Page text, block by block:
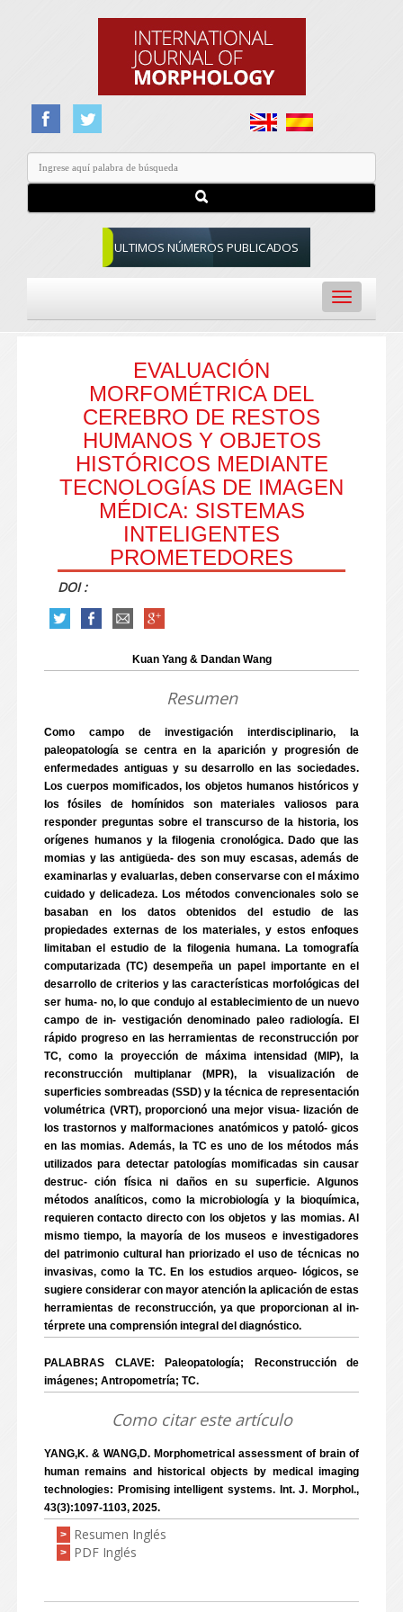
ULTIMOS NÚMEROS PUBLICADOS
Toggle
navigation
EVALUACIÓN
MORFOMÉTRICA DEL
CEREBRO DE RESTOS
HUMANOS Y OBJETOS
HISTÓRICOS MEDIANTE
TECNOLOGÍAS DE IMAGEN
MÉDICA: SISTEMAS
INTELIGENTES
PROMETEDORES
DOI :
Kuan Yang & Dandan Wang
Resumen
Como campo de investigación interdisciplinario, la
paleopatología se centra en la aparición y progresión de
enfermedades antiguas y su desarrollo en las sociedades.
Los cuerpos momificados, los objetos humanos históricos y
los fósiles de homínidos son materiales valiosos para
responder preguntas sobre el transcurso de la historia, los
orígenes humanos y la filogenia cronológica. Dado que las
momias y las antigüeda- des son muy escasas, además de
examinarlas y evaluarlas, deben conservarse con el máximo
cuidado y delicadeza. Los métodos convencionales solo se
basaban en los datos obtenidos del estudio de las
propiedades externas de los materiales, y estos enfoques
limitaban el estudio de la filogenia humana. La tomografía
computarizada (TC) desempeña un papel importante en el
desarrollo de criterios y las características morfológicas del
ser huma- no, lo que condujo al establecimiento de un nuevo
campo de in- vestigación denominado paleo radiología. El
rápido progreso en las herramientas de reconstrucción por
TC, como la proyección de máxima intensidad (MIP), la
reconstrucción multiplanar (MPR), la visualización de
superficies sombreadas (SSD) y la técnica de representación
volumétrica (VRT), proporcionó una mejor visua- lización de
los trastornos y malformaciones anatómicos y patoló- gicos
en las momias. Además, la TC es uno de los métodos más
utilizados para detectar patologías momificadas sin causar
destruc- ción física ni daños en su superficie. Algunos
métodos analíticos, como la microbiología y la bioquímica,
requieren contacto directo con los objetos y las momias. Al
mismo tiempo, la mayoría de los museos e investigadores
del patrimonio cultural han priorizado el uso de técnicas no
invasivas, como la TC. En los estudios arqueo- lógicos, se
sugiere considerar con mayor atención la aplicación de estas
herramientas de reconstrucción, ya que proporcionan al in-
térprete una comprensión integral del diagnóstico.
PALABRAS CLAVE: Paleopatología; Reconstrucción de
imágenes; Antropometría; TC.
Como citar este artículo
YANG,K. & WANG,D. Morphometrical assessment of brain of
human remains and historical objects by medical imaging
technologies: Promising intelligent systems. Int. J. Morphol.,
43(3):1097-1103, 2025.
> Resumen Inglés
> PDF Inglés